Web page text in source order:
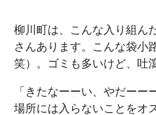
柳川町は、こんな入り組ん
さんあります。こんな袋小
笑）。ゴミも多いけど、吐
「きたなーーい、やだーー
場所には入らないことをオ